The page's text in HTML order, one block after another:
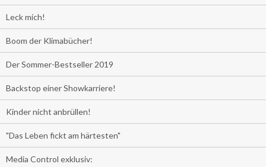
Leck mich!
Boom der Klimabücher!
Der Sommer-Bestseller 2019
Backstop einer Showkarriere!
Kinder nicht anbrüllen!
"Das Leben fickt am härtesten"
Media Control exklusiv: